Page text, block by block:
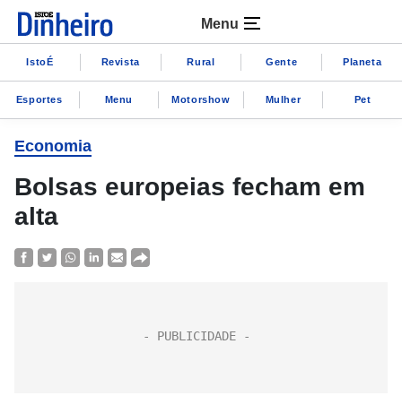
Menu
IstoÉ Revista Rural Gente Planeta
Esportes Menu Motorshow Mulher Pet
Economia
Bolsas europeias fecham em
alta